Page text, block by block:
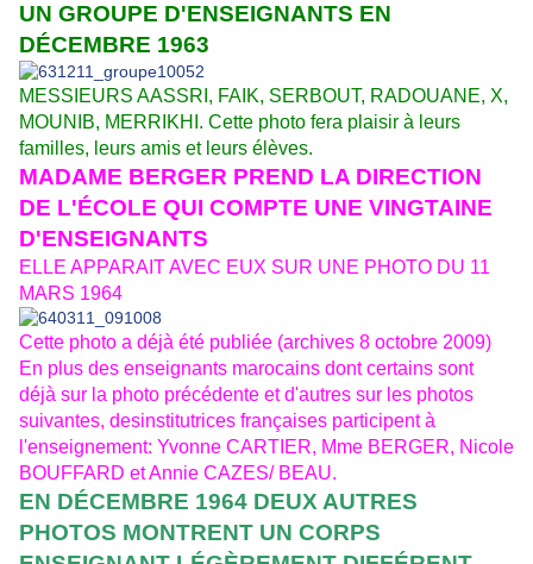
UN GROUPE D'ENSEIGNANTS EN
DÉCEMBRE 1963
MESSIEURS AASSRI, FAIK, SERBOUT, RADOUANE, X,
MOUNIB, MERRIKHI. Cette photo fera plaisir à leurs
familles, leurs amis et leurs élèves.
MADAME BERGER PREND LA DIRECTION
DE L'ÉCOLE QUI COMPTE UNE VINGTAINE
D'ENSEIGNANTS
ELLE APPARAIT AVEC EUX SUR UNE PHOTO DU 11
MARS 1964
Cette photo a déjà été publiée (archives 8 octobre 2009)
En plus des enseignants marocains dont certains sont
déjà sur la photo précédente et d'autres sur les photos
suivantes, desinstitutrices françaises participent à
l'enseignement: Yvonne CARTIER, Mme BERGER, Nicole
BOUFFARD et Annie CAZES/ BEAU.
EN DÉCEMBRE 1964 DEUX AUTRES
PHOTOS MONTRENT UN CORPS